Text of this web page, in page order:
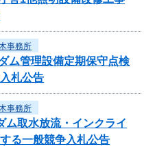
事務所
管理設備定期保守点検
札公告
事務所
取水放流・インクライ
る一般競争入札公告